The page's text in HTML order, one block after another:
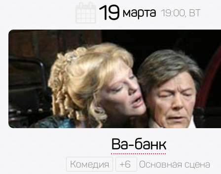
19 марта 19:00, ВТ
Ва-банк
Комедия +6 Основная сцена